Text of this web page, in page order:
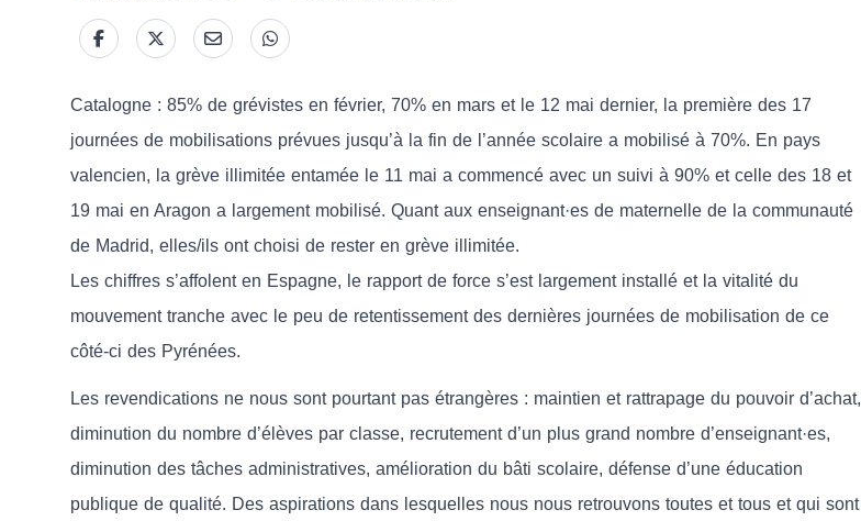
Catalogne : 85% de grévistes en février, 70% en mars et le 12 mai dernier, la première des 17
journées de mobilisations prévues jusqu’à la fin de l’année scolaire a mobilisé à 70%. En pays
valencien, la grève illimitée entamée le 11 mai a commencé avec un suivi à 90% et celle des 18 et
19 mai en Aragon a largement mobilisé. Quant aux enseignant·es de maternelle de la communauté
de Madrid, elles/ils ont choisi de rester en grève illimitée.
Les chiffres s’affolent en Espagne, le rapport de force s’est largement installé et la vitalité du
mouvement tranche avec le peu de retentissement des dernières journées de mobilisation de ce
côté-ci des Pyrénées.
Les revendications ne nous sont pourtant pas étrangères : maintien et rattrapage du pouvoir d’achat,
diminution du nombre d’élèves par classe, recrutement d’un plus grand nombre d’enseignant·es,
diminution des tâches administratives, amélioration du bâti scolaire, défense d’une éducation
publique de qualité. Des aspirations dans lesquelles nous nous retrouvons toutes et tous et qui sont